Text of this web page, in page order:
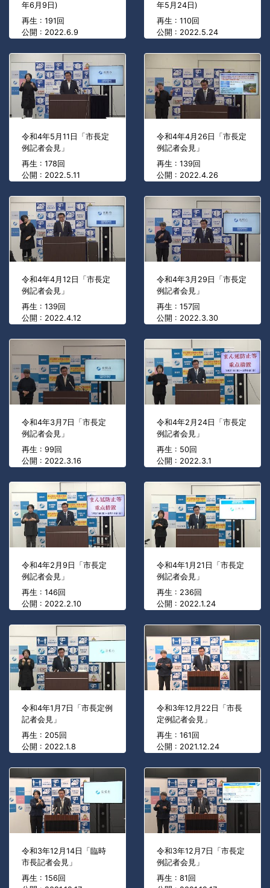
年6月9日)
再生 : 191回
公開 : 2022.6.9
年5月24日)
再生 : 110回
公開 : 2022.5.24
令和4年5月11日「市長定
例記者会見」
再生 : 178回
公開 : 2022.5.11
令和4年4月26日「市長定
例記者会見」
再生 : 139回
公開 : 2022.4.26
令和4年4月12日「市長定
例記者会見」
再生 : 139回
公開 : 2022.4.12
令和4年3月29日「市長定
例記者会見」
再生 : 157回
公開 : 2022.3.30
令和4年3月7日「市長定
例記者会見」
再生 : 99回
公開 : 2022.3.16
令和4年2月24日「市長定
例記者会見」
再生 : 50回
公開 : 2022.3.1
令和4年2月9日「市長定
例記者会見」
再生 : 146回
公開 : 2022.2.10
令和4年1月21日「市長定
例記者会見」
再生 : 236回
公開 : 2022.1.24
令和4年1月7日「市長定例
記者会見」
再生 : 205回
公開 : 2022.1.8
令和3年12月22日「市長
定例記者会見」
再生 : 161回
公開 : 2021.12.24
令和3年12月14日「臨時
市長記者会見」
再生 : 156回
令和3年12月7日「市長定
例記者会見」
再生 : 81回